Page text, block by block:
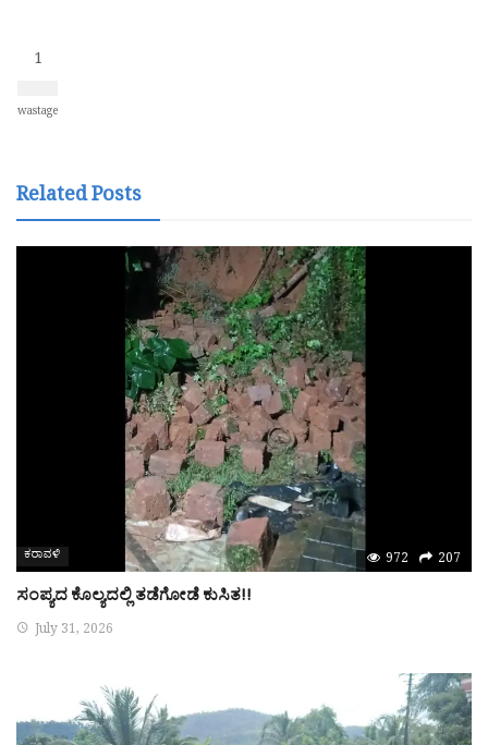
1
wastage
Related Posts
ಕರಾವಳಿ 972 207
ಸಂಪ್ಯದ ಕೊಲ್ಯದಲ್ಲಿ ತಡೆಗೋಡೆ ಕುಸಿತ!!
July 31, 2026